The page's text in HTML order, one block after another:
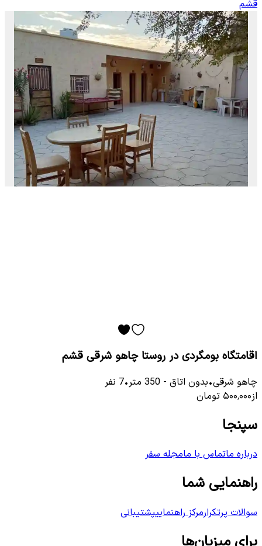
قشم
اقامتگاه بومگردی در روستا چاهو شرقی قشم
چاهو شرقی•بدون اتاق -
350 متر•
7 نفر
از۵۰۰٬۰۰۰ تومان
سپنجا
درباره ماتماس با مامجله سفر
راهنمایی شما
سوالات پرتکرارمرکز راهنماییپشتیبانی